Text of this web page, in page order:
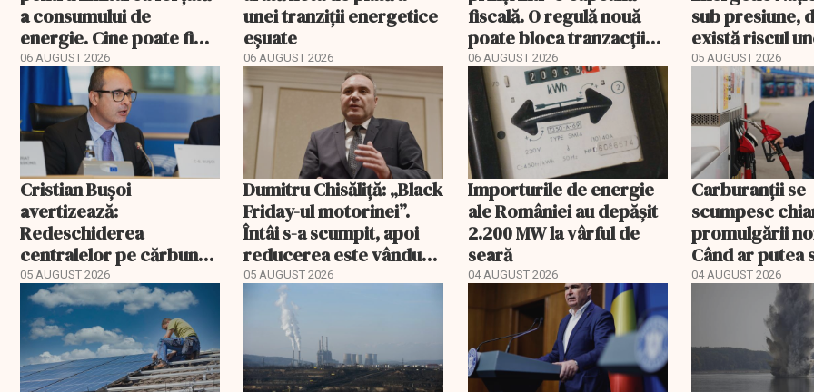
a consumului de
energie. Cine poate fi
deconectat
06 AUGUST 2026
unei tranziții energetice
eșuate
06 AUGUST 2026
fiscală. O regulă nouă
poate bloca tranzacții
uzuale
06 AUGUST 2026
sub presiune,
există riscul
majore
05 AUGUST 2026
Cristian Bușoi
avertizează:
Redeschiderea
centralelor pe cărbune
poate costa România
peste un miliard de euro
05 AUGUST 2026
Dumitru Chisăliță: „Black
Friday-ul motorinei”.
Întâi s-a scumpit, apoi
reducerea este vândută
drept ajutor
05 AUGUST 2026
Importurile de energie
ale României au depășit
2.200 MW la vârful de
seară
04 AUGUST 2026
Carburanții se
scumpesc
promulgării
Când ar putea
de fapt, prețul
motorinei
04 AUGUST 2026